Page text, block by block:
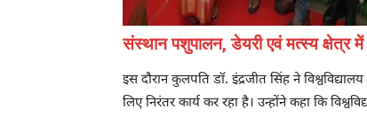
संस्थान पशुपालन, डेयरी एवं मत्स्य क्षेत्र
इस दौरान कुलपति डॉ. इंद्रजीत सिंह ने
लिए निरंतर कार्य कर रहा है। उन्होंने कहा कि